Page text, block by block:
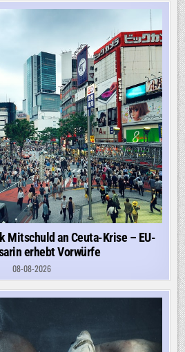
Mitschuld an Ceuta-Krise – EU-
erhebt Vorwürfe
08-08-2026